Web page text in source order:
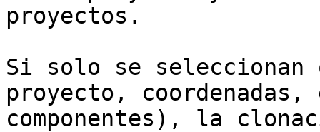
proyectos.
Si solo se
proyecto,
componentes), la